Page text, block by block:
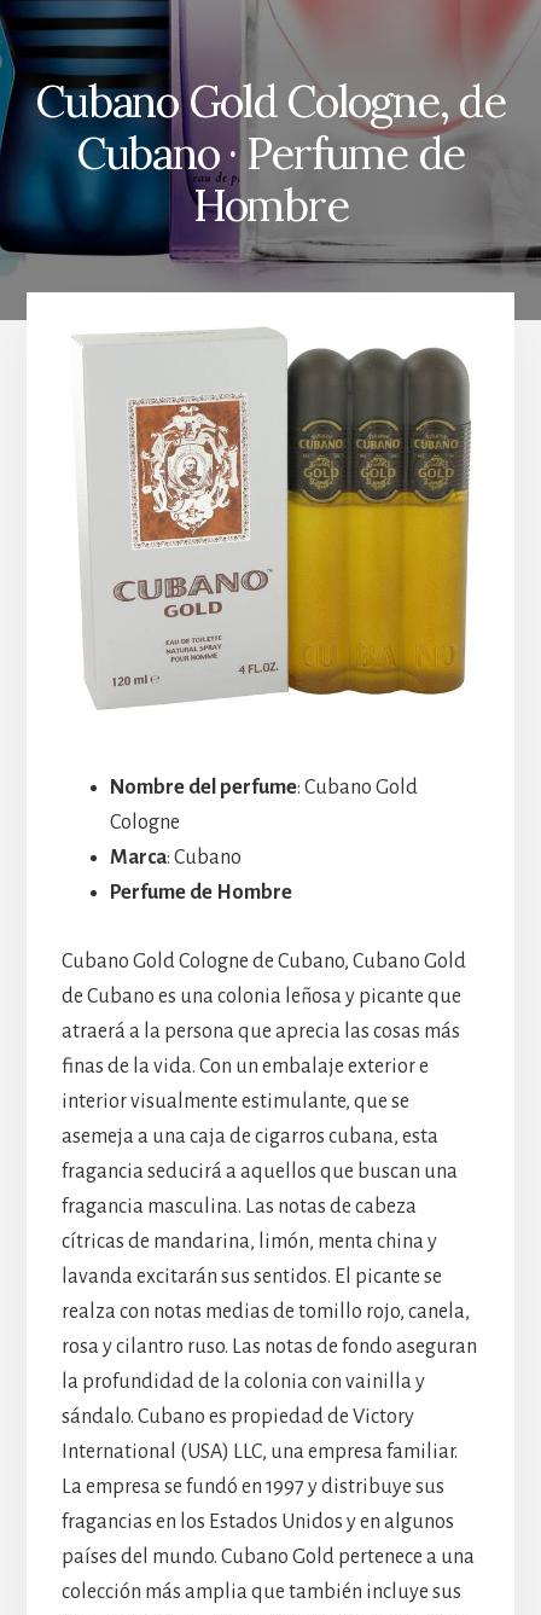
Cubano Gold Cologne, de
Cubano · Perfume de
Hombre
Nombre del perfume: Cubano Gold
Cologne
Marca: Cubano
Perfume de Hombre
Cubano Gold Cologne de Cubano, Cubano Gold
de Cubano es una colonia leñosa y picante que
atraerá a la persona que aprecia las cosas más
finas de la vida. Con un embalaje exterior e
interior visualmente estimulante, que se
asemeja a una caja de cigarros cubana, esta
fragancia seducirá a aquellos que buscan una
fragancia masculina. Las notas de cabeza
cítricas de mandarina, limón, menta china y
lavanda excitarán sus sentidos. El picante se
realza con notas medias de tomillo rojo, canela,
rosa y cilantro ruso. Las notas de fondo aseguran
la profundidad de la colonia con vainilla y
sándalo. Cubano es propiedad de Victory
International (USA) LLC, una empresa familiar.
La empresa se fundó en 1997 y distribuye sus
fragancias en los Estados Unidos y en algunos
países del mundo. Cubano Gold pertenece a una
colección más amplia que también incluye sus